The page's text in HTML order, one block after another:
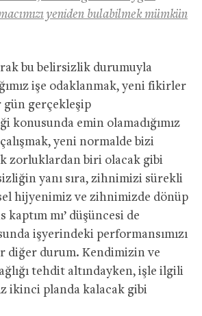
yeniden bulabilmek mümkün
bu belirsizlik durumuyla
işe odaklanmak, yeni fikirler
gün gerçekleşip
konusunda emin olamadığımız
yeni normalde bizi
zorluklardan biri olacak gibi
yanı sıra, zihnimizi sürekli
hijyenimiz ve zihnimizde dönüp
kaptım mı’ düşüncesi de
işyerindeki performansımızı
diğer durum. Kendimizin ve
tehdit altındayken, işle ilgili
ikinci planda kalacak gibi